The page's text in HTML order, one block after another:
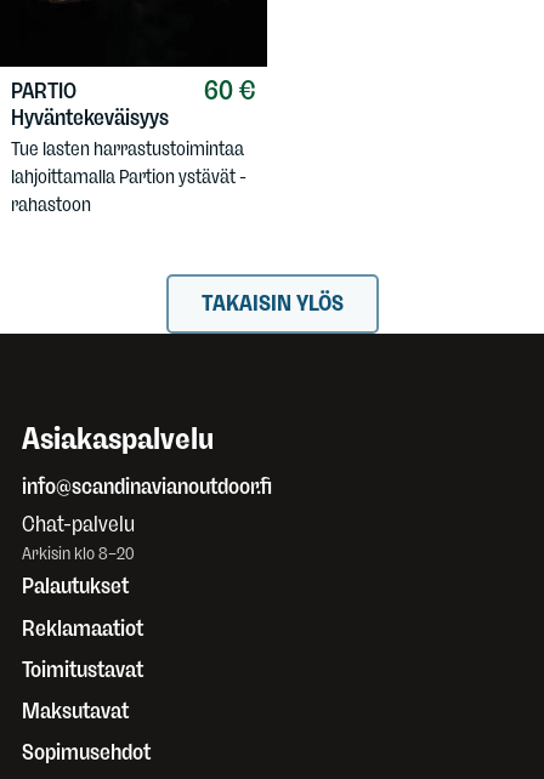
60 €
PARTIO
Hyväntekeväisyys
Tue lasten harrastustoimintaa
lahjoittamalla Partion ystävät -
rahastoon
TAKAISIN YLÖS
Asiakaspalvelu
info@scandinavianoutdoor.fi
Chat-palvelu
Arkisin klo 8–20
Palautukset
Reklamaatiot
Toimitustavat
Maksutavat
Sopimusehdot